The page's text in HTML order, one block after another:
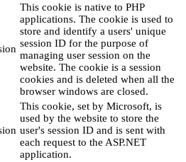
This cookie is native to PHP
applications. The cookie is used to
store and identify a users' unique
session ID for the purpose of
managing user session on the
website. The cookie is a session
cookies and is deleted when all the
browser windows are closed.
This cookie, set by Microsoft, is
used by the website to store the
user's session ID and is sent with
each request to the ASP.NET
application.